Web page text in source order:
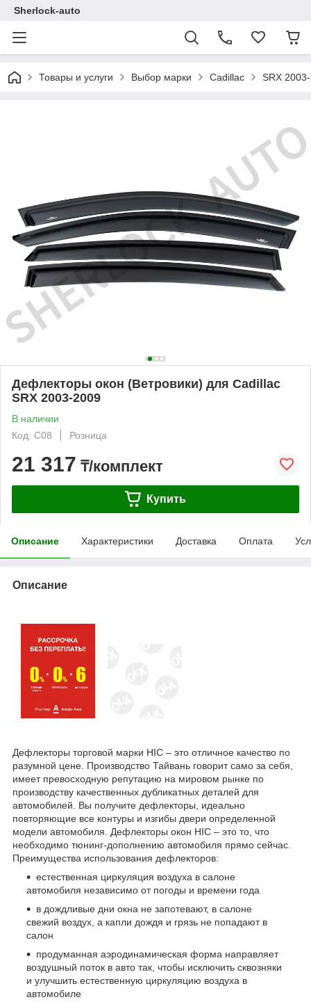
Sherlock-auto
Товары и услуги Выбор марки Cadillac SRX
Дефлекторы окон (Ветровики) для Cadillac
SRX 2003-2009
В наличии
Код: C08
Розница
21 317 ₸/комплект
Купить
Описание Характеристики Доставка Оплата
Описание
Дефлекторы торговой марки HIC – это отличное качество по
разумной цене. Производство Тайвань говорит само за себя,
имеет превосходную репутацию на мировом рынке по
производству качественных дубликатных деталей для
автомобилей. Вы получите дефлекторы, идеально
повторяющие все контуры и изгибы двери определенной
модели автомобиля. Дефлекторы окон HIC – это то, что
необходимо тюнинг-дополнению автомобиля прямо сейчас.
Преимущества использования дефлекторов:
естественная циркуляция воздуха в салоне
автомобиля независимо от погоды и времени года
в дождливые дни окна не запотевают, в салоне
свежий воздух, а капли дождя и грязь не попадают в
салон
продуманная аэродинамическая форма направляет
воздушный поток в авто так, чтобы исключить сквозняки
и улучшить естественную циркуляцию воздуха в
автомобиле